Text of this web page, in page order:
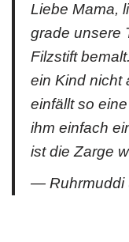
Liebe Mama,
grade unsere
Filzstift
ein Kind nicht
einfällt so
ihm einfach
ist die Zarge
— Ruhrmuddi